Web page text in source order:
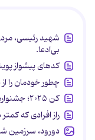
شهید رئیسی،
بی‌ادعا.
کدهای پیشواز
چطور خودمان را از نظر ذهنی ۳۸
کن ۲۰۲۵؛ جشنواره‌ای علیه خانواده
راز افرادی که
دورود، سرزمین